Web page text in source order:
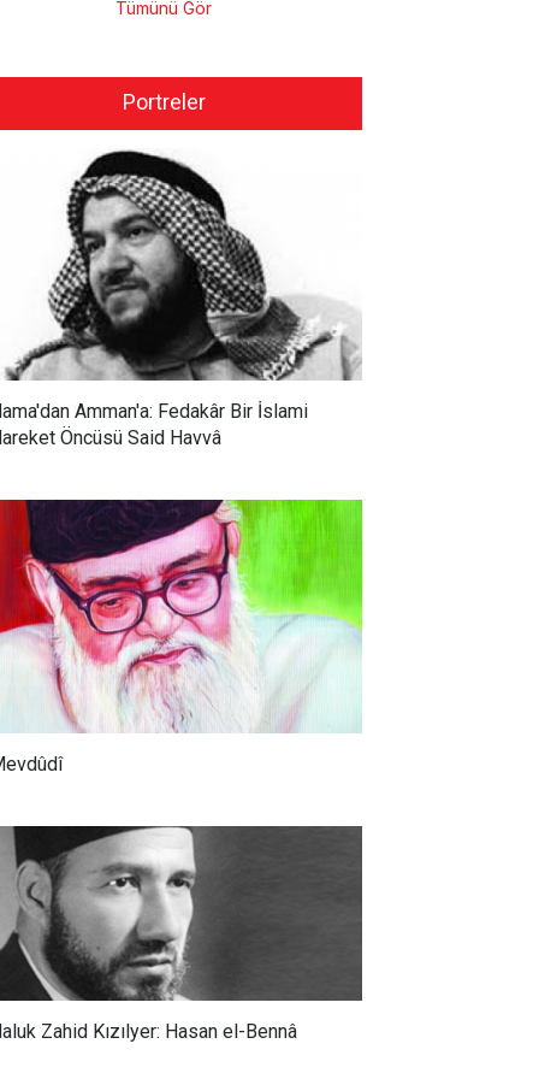
Tümünü Gör
Portreler
Amman'a: Fedakâr Bir İslami
Öncüsü Said Havvâ
Zahid Kızılyer: Hasan el-Bennâ